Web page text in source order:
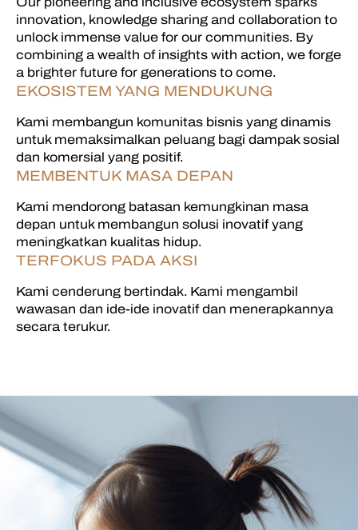
innovation, knowledge sharing and collaboration to
unlock immense value for our communities. By
combining a wealth of insights with action, we forge
a brighter future for generations to come.
EKOSISTEM YANG MENDUKUNG
Kami membangun komunitas bisnis yang dinamis
untuk memaksimalkan peluang bagi dampak sosial
dan komersial yang positif.
MEMBENTUK MASA DEPAN
Kami mendorong batasan kemungkinan masa
depan untuk membangun solusi inovatif yang
meningkatkan kualitas hidup.
TERFOKUS PADA AKSI
Kami cenderung bertindak. Kami mengambil
wawasan dan ide-ide inovatif dan menerapkannya
secara terukur.